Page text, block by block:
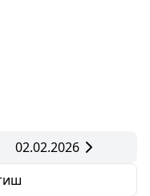
02.02.2026